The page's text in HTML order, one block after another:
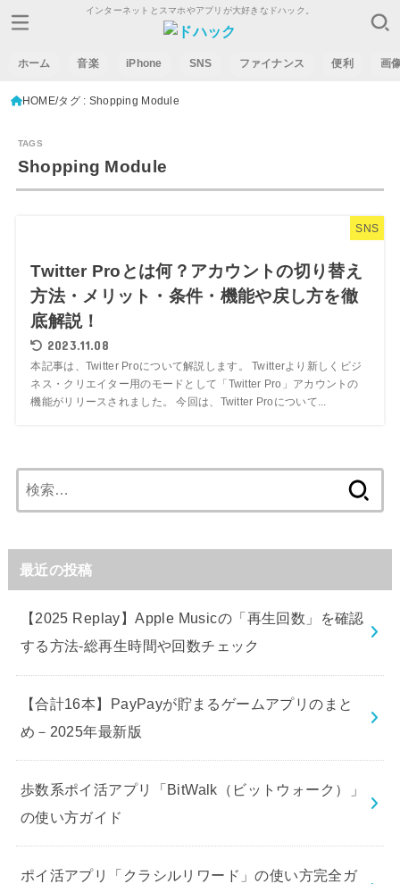
インターネットとスマホやアプリが大好きなドハック。
ホーム 音楽 iPhone SNS ファイナンス 便利 画
HOME タグ : Shopping Module
Shopping Module
SNS
Twitter Proとは何？アカウントの切り替え
方法・メリット・条件・機能や戻し方を徹
底解説！
2023.11.08
本記事は、Twitter Proについて解説します。 Twitterより新しくビジ
ネス・クリエイター用のモードとして「Twitter Pro」アカウントの
機能がリリースされました。 今回は、Twitter Proについて...
索:
最近の投稿
【2025 Replay】Apple Musicの「再生回数」を確認
する方法-総再生時間や回数チェック
【合計16本】PayPayが貯まるゲームアプリのまと
め－2025年最新版
歩数系ポイ活アプリ「BitWalk（ビットウォーク）」
の使い方ガイド
ポイ活アプリ「クラシルリワード」の使い方完全ガ